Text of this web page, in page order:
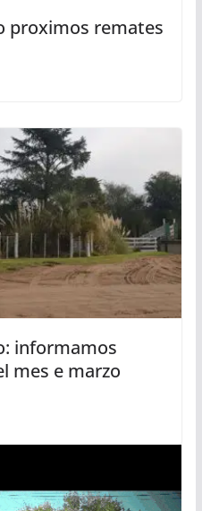
proximos remates
informamos
mes e marzo